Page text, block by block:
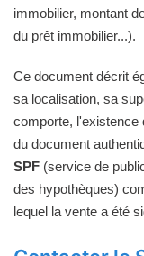
immobilier, montant
du prêt immobilier...).
Ce document décrit
sa localisation, sa
comporte, l'existence
du document
SPF (service de
des hypothèques)
lequel la vente a été